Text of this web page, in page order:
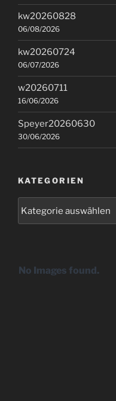
kw20260828
06/08/2026
kw20260724
06/07/2026
w20260711
16/06/2026
Speyer20260630
30/06/2026
KATEGORIEN
No Images found.